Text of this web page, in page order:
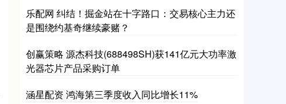
乐配网 纠结！掘金站在十字路口：交易核心主力还
是围绕约基奇继续豪赌？
创赢策略 源杰科技(688498SH)获141亿元大功率激
光器芯片产品采购订单
涵星配资 鸿海第三季度收入同比增长11%